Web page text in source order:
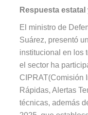
Respuesta
El ministro de
Suárez, presentó
institucional en los
el sector ha
CIPRAT(Comisión
Rápidas, Alertas
técnicas, además